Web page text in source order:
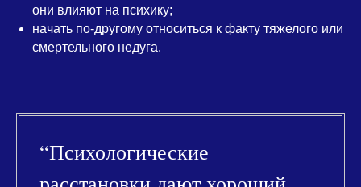
они влияют на психику;
начать по-другому относиться к факту тяжелого или
смертельного недуга.
“Психологические